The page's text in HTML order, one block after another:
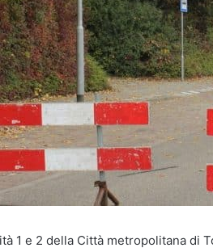
1 e 2 della Città metropolitana di